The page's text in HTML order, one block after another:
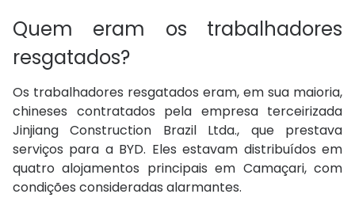
Quem eram os trabalhadores
resgatados?
Os trabalhadores resgatados eram, em sua maioria,
chineses contratados pela empresa terceirizada
Jinjiang Construction Brazil Ltda., que prestava
serviços para a BYD. Eles estavam distribuídos em
quatro alojamentos principais em Camaçari, com
condições consideradas alarmantes.